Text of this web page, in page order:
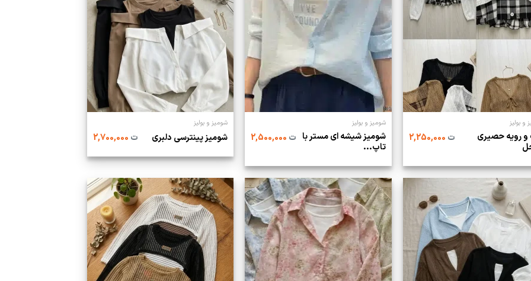
و بولیز
و رویه حصیری
ت
شومیز و بولیز
شومیز شیشه ای مستر با
تاپ...
ت
شومیز و بولیز
شومیز پینترسی دلبری ت